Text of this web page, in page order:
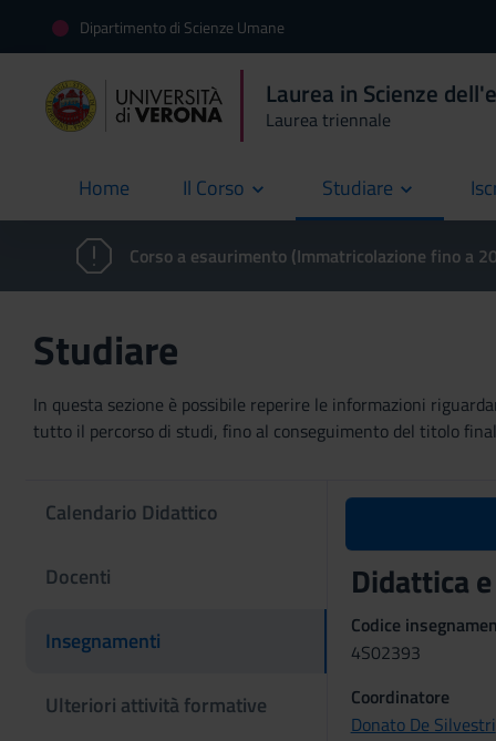
Dipartimento di Scienze Umane
Laurea in Scienze
Laurea triennale
Home
current Il Corso Studiare
Corso a esaurimento (Immatricolazione fino a
Studiare
In questa sezione è possibile reperire le informazioni
tutto il percorso di studi, fino al conseguimento del titolo
Calendario Didattico
Docenti
Insegnamenti
Ulteriori attività formative
Didattica
Codice
4S02393
Coordinatore
Donato De Silvestri